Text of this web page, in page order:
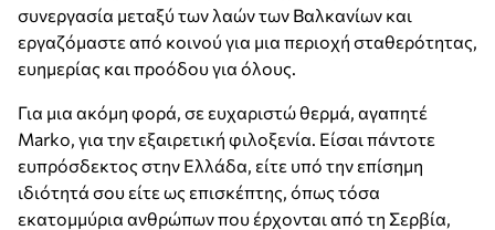
συνεργασία μεταξύ των λαών των Βαλκανίων και
εργαζόμαστε από κοινού για μια περιοχή σταθερότητας,
ευημερίας και προόδου για όλους.
Για μια ακόμη φορά, σε ευχαριστώ θερμά, αγαπητέ
Marko, για την εξαιρετική φιλοξενία. Είσαι πάντοτε
ευπρόσδεκτος στην Ελλάδα, είτε υπό την επίσημη
ιδιότητά σου είτε ως επισκέπτης, όπως τόσα
εκατομμύρια ανθρώπων που έρχονται από τη Σερβία,